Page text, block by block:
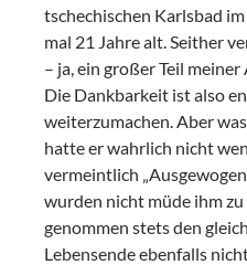
tschechischen Karlsbad
mal 21 Jahre alt. Seither
– ja, ein großer Teil
Die Dankbarkeit ist also
weiterzumachen. Aber
hatte er wahrlich nicht
vermeintlich
wurden nicht müde ihm
genommen stets den
Lebensende ebenfalls